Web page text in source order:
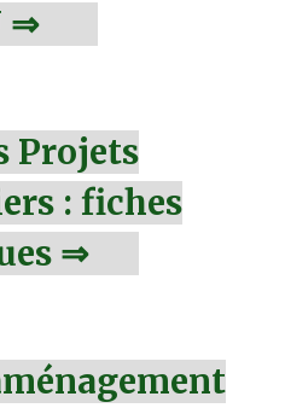
⇒
: fiches
⇒